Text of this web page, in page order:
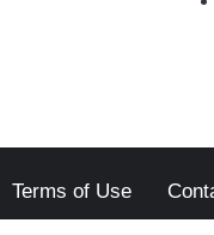
Terms of Use